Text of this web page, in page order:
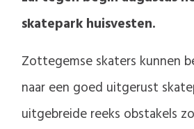
skatepark huisvesten.
Zottegemse skaters kunnen
naar een goed uitgerust
uitgebreide reeks obstakels